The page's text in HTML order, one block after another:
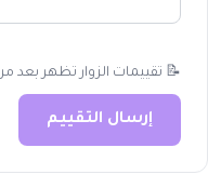
📝 تقييمات الزوار تظهر بعد
إرسال التقييم